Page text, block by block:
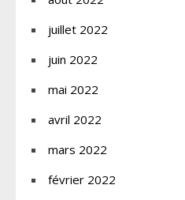
juillet 2022
juin 2022
mai 2022
avril 2022
mars 2022
février 2022